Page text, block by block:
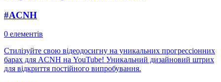
#ACNH
0 елементів
Стилізуйте свою відеодосигну на уникальних прогрессіонних
барах для ACNH на YouTube! Уникальний дизайновий штрих
для відкриття постійного випробування.